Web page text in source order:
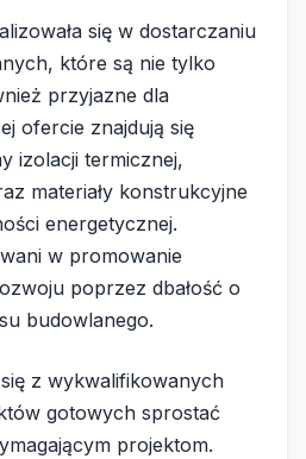
się w dostarczaniu
które są nie tylko
przyjazne dla
ofercie znajdują się
izolacji termicznej,
materiały konstrukcyjne
energetycznej.
w promowanie
poprzez dbałość o
budowlanego.
się z wykwalifikowanych
gotowych sprostać
projektom.